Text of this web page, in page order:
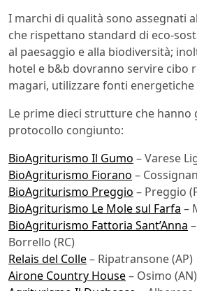
I marchi di qualità sono assegnati
che rispettano standard di eco-
al paesaggio e alla biodiversità;
hotel e b&b dovranno servire cibo
magari, utilizzare fonti
Le prime dieci strutture che hanno
protocollo congiunto:
BioAgriturismo Il Gumo – Varese
BioAgriturismo Fiorano –
BioAgriturismo Preggio – Preggio
BioAgriturismo Le Mole sul Farfa –
BioAgriturismo Fattoria Sant’Anna
Borrello (RC)
Relais del Colle– Ripatransone (AP)
Airone Country House– Osimo (AN)